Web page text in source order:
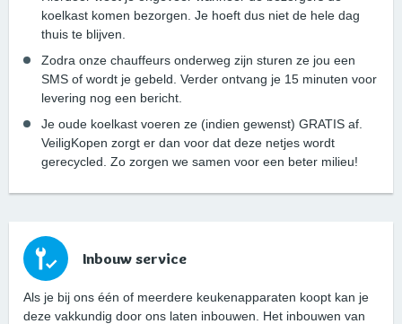
koelkast komen bezorgen. Je hoeft dus niet de hele dag
thuis te blijven.
Zodra onze chauffeurs onderweg zijn sturen ze jou een
SMS of wordt je gebeld. Verder ontvang je 15 minuten voor
levering nog een bericht.
Je oude koelkast voeren ze (indien gewenst) GRATIS af.
VeiligKopen zorgt er dan voor dat deze netjes wordt
gerecycled. Zo zorgen we samen voor een beter milieu!
Inbouw service
Als je bij ons één of meerdere keukenapparaten koopt kan je
deze vakkundig door ons laten inbouwen. Het inbouwen van